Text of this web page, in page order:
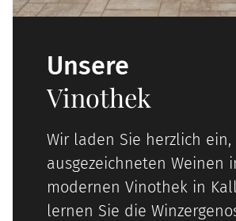
Unsere
Vinothek
Wir laden Sie herzlich
ausgezeichneten
modernen Vinothek in
lernen Sie die